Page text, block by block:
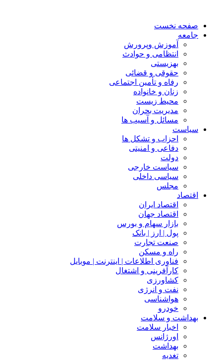
صفحه نخست
جامعه
آموزش وپرورش
انتظامی و حوادث
بهزیستی
حقوقی و قضائی
رفاه و تأمین اجتماعی
زنان و خانواده
محیط زیست
مدیریت بحران
مسائل و آسیب ها
سیاست
احزاب و تشکل ها
دفاعی و امنیتی
دولت
سیاست خارجی
سیاسی داخلی
مجلس
اقتصاد
اقتصاد ایران
اقتصاد جهان
بازار سهام و بورس
پول | ارز | بانک
صنعت تجارت
راه و مسکن
فناوری اطلاعات | اینترنت | موبایل
کارآفرینی و اشتغال
کشاورزی
نفت و انرژی
هواشناسی
خودرو
بهداشت و سلامت
اخبار سلامت
اورژانس
بهداشت
تغدیه